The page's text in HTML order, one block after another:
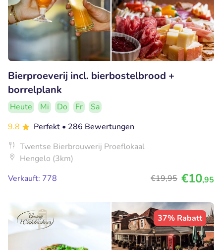
Bierproeverij incl. bierbostelbrood +
borrelplank
Heute Mi Do Fr
Sa
9.8
Perfekt • 286 Bewertungen
Twentse Bierbrouwerij Proeflokaal
Hengelo (3km)
Verkauft: 778
€19,95 €10,95
37% Rabatt